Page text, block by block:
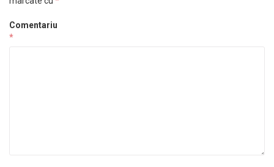
Comentariu
*